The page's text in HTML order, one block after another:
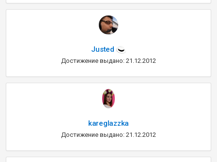
Justed
Достижение выдано: 21.12.2012
kareglazzka
Достижение выдано: 21.12.2012